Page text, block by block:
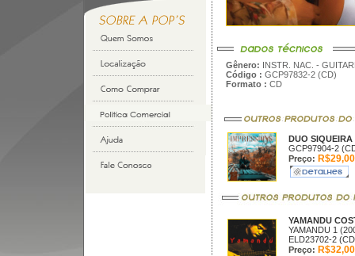
Gênero: INSTR. NAC. -
Código : GCP97832-2 (CD)
Formato : CD
DUO
GCP97904-2
Preço: R$29,00
YAMANDU
YAMANDU 1
ELD23702-2
Preço: R$32,00